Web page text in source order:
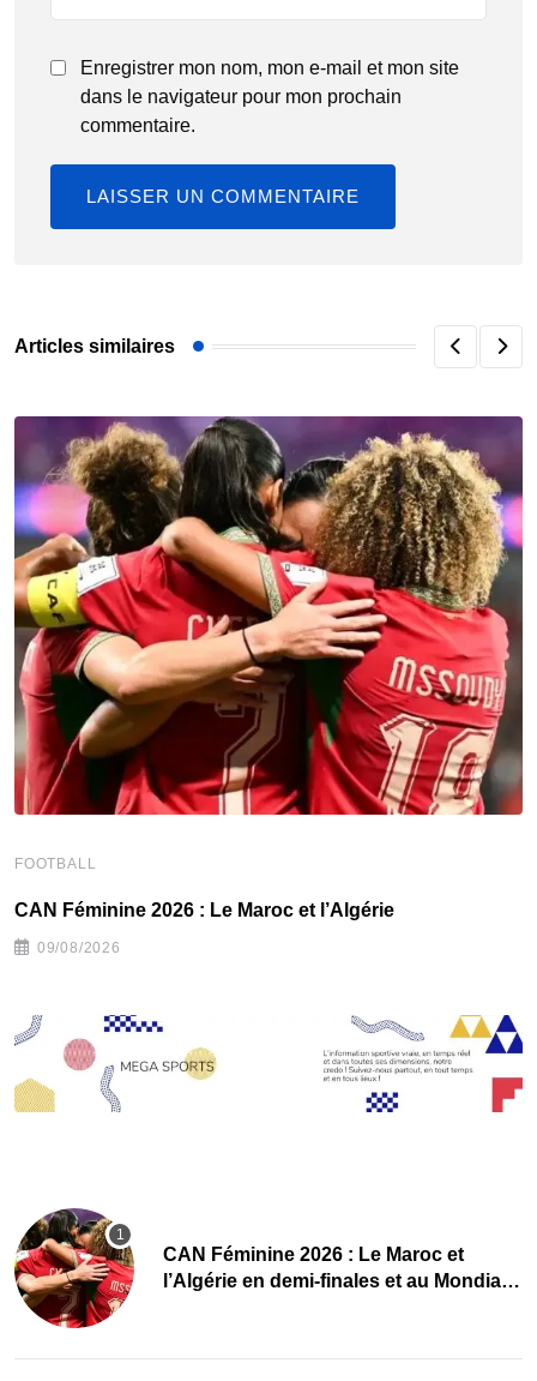
Enregistrer mon nom, mon e-mail et mon site
dans le navigateur pour mon prochain
commentaire.
Articles similaires
FOOTBALL
CAN Féminine 2026 : Le Maroc et l’Algérie
09/08/2026
CAN Féminine 2026 : Le Maroc et
l’Algérie en demi-finales et au Mondial